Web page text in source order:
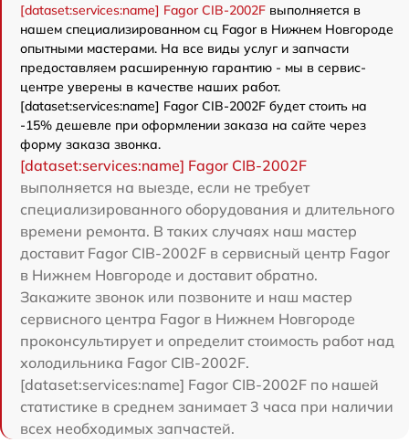
[dataset:services:name] Fagor CIB-2002F выполняется в
нашем специализированном сц Fagor в Нижнем Новгороде
опытными мастерами. На все виды услуг и запчасти
предоставляем расширенную гарантию - мы в сервис-
центре уверены в качестве наших работ.
[dataset:services:name] Fagor CIB-2002F будет стоить на
-15% дешевле при оформлении заказа на сайте через
форму заказа звонка.
[dataset:services:name] Fagor CIB-2002F
выполняется на выезде, если не требует
специализированного оборудования и длительного
времени ремонта. В таких случаях наш мастер
доставит Fagor CIB-2002F в сервисный центр Fagor
в Нижнем Новгороде и доставит обратно.
Закажите звонок или позвоните и наш мастер
сервисного центра Fagor в Нижнем Новгороде
проконсультирует и определит стоимость работ над
холодильника Fagor CIB-2002F.
[dataset:services:name] Fagor CIB-2002F по нашей
статистике в среднем занимает 3 часа при наличии
всех необходимых запчастей.